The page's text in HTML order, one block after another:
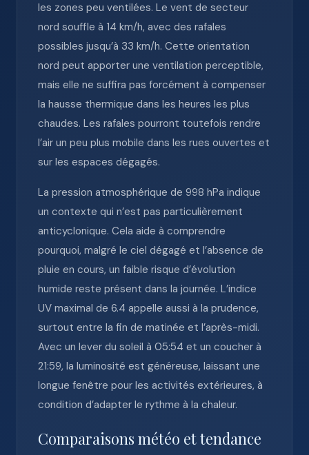
les zones peu ventilées. Le vent de secteur
nord souffle à 14 km/h, avec des rafales
possibles jusqu’à 33 km/h. Cette orientation
nord peut apporter une ventilation perceptible,
mais elle ne suffira pas forcément à compenser
la hausse thermique dans les heures les plus
chaudes. Les rafales pourront toutefois rendre
l’air un peu plus mobile dans les rues ouvertes et
sur les espaces dégagés.
La pression atmosphérique de 998 hPa indique
un contexte qui n’est pas particulièrement
anticyclonique. Cela aide à comprendre
pourquoi, malgré le ciel dégagé et l’absence de
pluie en cours, un faible risque d’évolution
humide reste présent dans la journée. L’indice
UV maximal de 6.4 appelle aussi à la prudence,
surtout entre la fin de matinée et l’après-midi.
Avec un lever du soleil à 05:54 et un coucher à
21:59, la luminosité est généreuse, laissant une
longue fenêtre pour les activités extérieures, à
condition d’adapter le rythme à la chaleur.
Comparaisons météo et tendance